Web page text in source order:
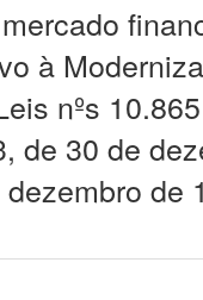
à
nºs
de 30 de